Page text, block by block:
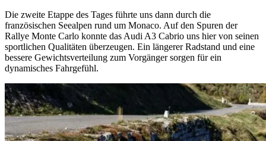
Die zweite Etappe des Tages führte uns dann durch die
französischen Seealpen rund um Monaco. Auf den Spuren der
Rallye Monte Carlo konnte das Audi A3 Cabrio uns hier von seinen
sportlichen Qualitäten überzeugen. Ein längerer Radstand und eine
bessere Gewichtsverteilung zum Vorgänger sorgen für ein
dynamisches Fahrgefühl.